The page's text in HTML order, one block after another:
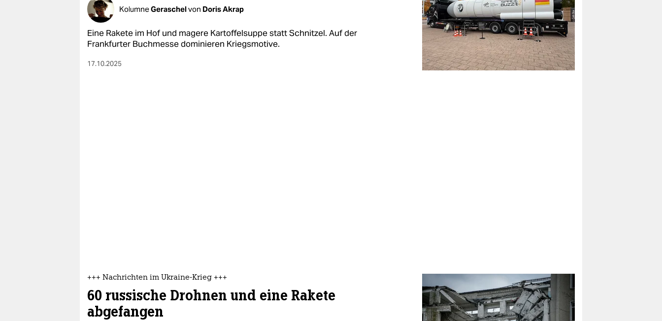
KolumneGeraschelvon Doris Akrap
Eine Rakete im Hof und magere Kartoffelsuppe statt Schnitzel. Auf der
Frankfurter Buchmesse dominieren Kriegsmotive.
17.10.2025
+++ Nachrichten im Ukraine-Krieg +++
60 russische Drohnen und eine Rakete
abgefangen